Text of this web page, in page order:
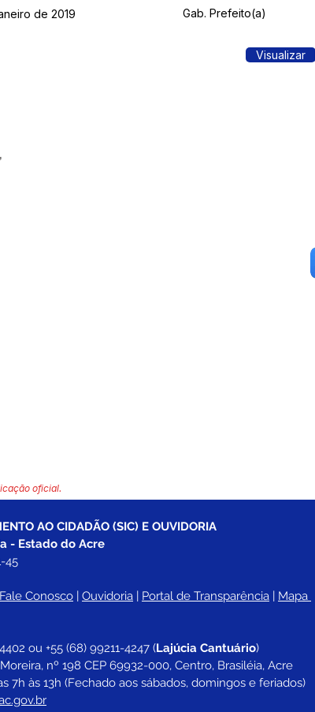
de 2019 Gab. Prefeito(a)
Visualizar
oficial.
AO CIDADÃO (SIC) E OUVIDORIA
- Estado do Acre
45
Fale Conosco | Ouvidoria | Portal de Transparência | Mapa
ou +55 (68) 99211-4247 (Lajúcia Cantuário)
nº 198 CEP 69932-000, Centro, Brasiléia, Acre
7h às 13h (Fechado aos sábados, domingos e feriados)